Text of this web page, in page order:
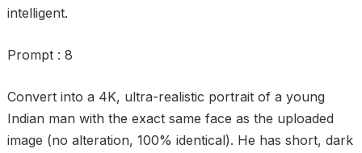
intelligent.
Prompt : 8
Convert into a 4K, ultra-realistic portrait of a young
Indian man with the exact same face as the uploaded
image (no alteration, 100% identical). He has short, dark